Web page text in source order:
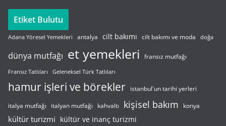
Etiket Bulutu
Adana Yöresel Yemekleri antalya cilt bakımı cilt bakımı ve moda doğa
dünya mutfağı et yemekleri fransız mutfağı
Fransız Tatlıları Geleneksel Türk Tatlıları
hamur işleri ve börekler istanbul'un tarihi yerleri
italya mutfağı italyan mutfağı kahvaltı kişisel bakım konya
kültür turizmi kültür ve inanç turizmi